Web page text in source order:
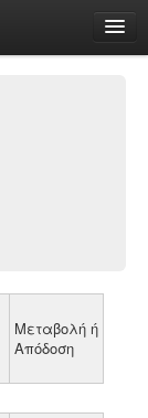
Μεταβολή ή
Απόδοση